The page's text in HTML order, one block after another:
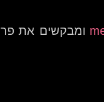
ומבקשים את